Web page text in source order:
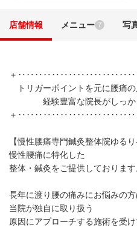
店舗情報 メニュー 7 写
＋
トリガーポイントを元に腰痛の
経験豊富な院長がしっか
＋
【慢性腰痛専門鍼灸整体院ゆるり
慢性腰痛に特化した
整体・鍼灸をご提供しております
長年に渡り腰の痛みにお悩みの方
当院が独自に取り扱う
原因にアプローチする施術を受